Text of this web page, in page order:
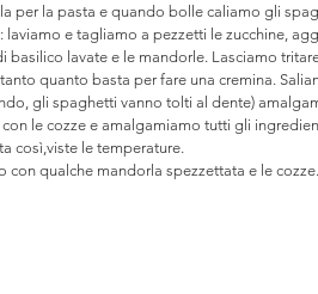
per la pasta e quando bolle caliamo gli
e tagliamo a pezzetti le zucchine,
basilico lavate e le mandorle. Lasciamo
quanto basta per fare una cremina.
gli spaghetti vanno tolti al dente)
le cozze e amalgamiamo tutti gli
così,viste le temperature.
con qualche mandorla spezzettata e le